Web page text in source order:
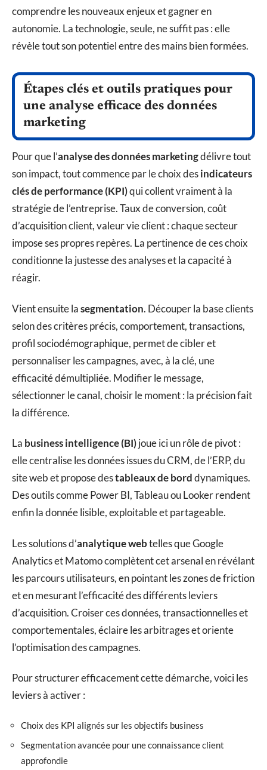
comprendre les nouveaux enjeux et gagner en
autonomie. La technologie, seule, ne suffit pas : elle
révèle tout son potentiel entre des mains bien formées.
Étapes clés et outils pratiques pour
une analyse efficace des données
marketing
Pour que l’analyse des données marketingdélivre tout
son impact, tout commence par le choix desindicateurs
clés de performance (KPI)qui collent vraiment à la
stratégie de l’entreprise. Taux de conversion, coût
d’acquisition client, valeur vie client : chaque secteur
impose ses propres repères. La pertinence de ces choix
conditionne la justesse des analyses et la capacité à
réagir.
Vient ensuite lasegmentation. Découper la base clients
selon des critères précis, comportement, transactions,
profil sociodémographique, permet de cibler et
personnaliser les campagnes, avec, à la clé, une
efficacité démultipliée. Modifier le message,
sélectionner le canal, choisir le moment : la précision fait
la différence.
La business intelligence (BI)joue ici un rôle de pivot :
elle centralise les données issues du CRM, de l’ERP, du
site web et propose destableaux de borddynamiques.
Des outils comme Power BI, Tableau ou Looker rendent
enfin la donnée lisible, exploitable et partageable.
Les solutions d’analytique webtelles que Google
Analytics et Matomo complètent cet arsenal en révélant
les parcours utilisateurs, en pointant les zones de friction
et en mesurant l’efficacité des différents leviers
d’acquisition. Croiser ces données, transactionnelles et
comportementales, éclaire les arbitrages et oriente
l’optimisation des campagnes.
Pour structurer efficacement cette démarche, voici les
leviers à activer :
Choix des KPI alignés sur les objectifs business
Segmentation avancée pour une connaissance client
approfondie